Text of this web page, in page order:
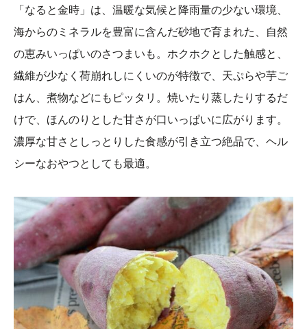
「なると金時」は、温暖な気候と降雨量の少ない環境、
海からのミネラルを豊富に含んだ砂地で育まれた、自然
の恵みいっぱいのさつまいも。ホクホクとした触感と、
繊維が少なく荷崩れしにくいのが特徴で、天ぷらや芋ご
はん、煮物などにもピッタリ。焼いたり蒸したりするだ
けで、ほんのりとした甘さが口いっぱいに広がります。
濃厚な甘さとしっとりした食感が引き立つ絶品で、ヘル
シーなおやつとしても最適。